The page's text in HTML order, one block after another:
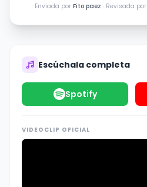
Enviada por Fito paez · Revisada por
Escúchala completa
Spotify
VIDEOCLIP OFICIAL